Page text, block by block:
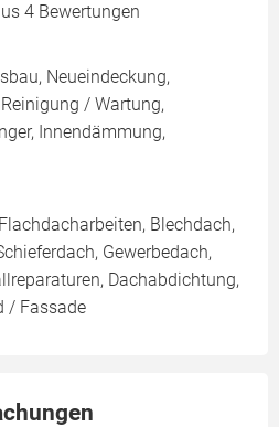
4 Bewertungen
Neueindeckung,
/ Wartung,
Innendämmung,
Blechdach,
Gewerbedach,
Dachabdichtung,
/ Fassade